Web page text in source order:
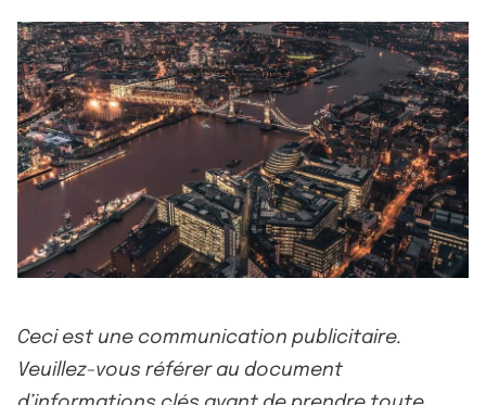
Ceci est une communication publicitaire.
Veuillez-vous référer au document